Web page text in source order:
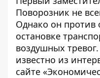
Поворозник не
Однако он
остановке
воздушных
известно из
сайте